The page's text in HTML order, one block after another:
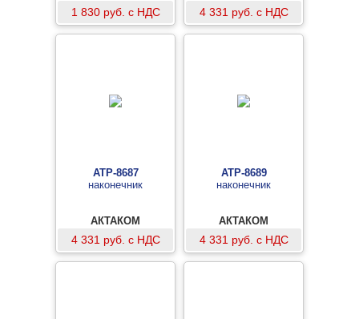
1 830 руб. с НДС 4 331 руб. с НДС
АТР-8687
наконечник
АКТАКОМ
4 331 руб. с НДС
АТР-8689
наконечник
АКТАКОМ
4 331 руб. с НДС